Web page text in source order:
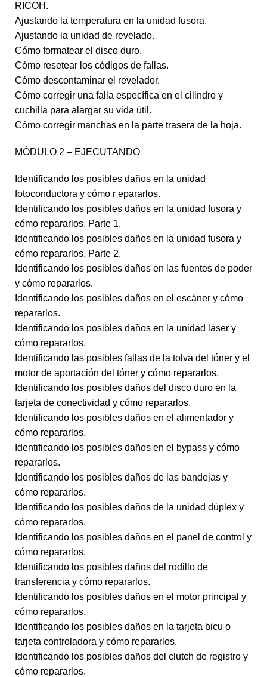
RICOH.
Ajustando la temperatura en la unidad fusora.
Ajustando la unidad de revelado.
Cómo formatear el disco duro.
Cómo resetear los códigos de fallas.
Cómo descontaminar el revelador.
Cómo corregir una falla específica en el cilindro y
cuchilla para alargar su vida útil.
Cómo corregir manchas en la parte trasera de la hoja.
MÓDULO 2 – EJECUTANDO
Identificando los posibles daños en la unidad
fotoconductora y cómo r epararlos.
Identificando los posibles daños en la unidad fusora y
cómo repararlos. Parte 1.
Identificando los posibles daños en la unidad fusora y
cómo repararlos. Parte 2.
Identificando los posibles daños en las fuentes de poder
y cómo repararlos.
Identificando los posibles daños en el escáner y cómo
repararlos.
Identificando los posibles daños en la unidad láser y
cómo repararlos.
Identificando las posibles fallas de la tolva del tóner y el
motor de aportación del tóner y cómo repararlos.
Identificando los posibles daños del disco duro en la
tarjeta de conectividad y cómo repararlos.
Identificando los posibles daños en el alimentador y
cómo repararlos.
Identificando los posibles daños en el bypass y cómo
repararlos.
Identificando los posibles daños de las bandejas y
cómo repararlos.
Identificando los posibles daños de la unidad dúplex y
cómo repararlos.
Identificando los posibles daños en el panel de control y
cómo repararlos.
Identificando los posibles daños del rodillo de
transferencia y cómo repararlos.
Identificando los posibles daños en el motor principal y
cómo repararlos.
Identificando los posibles daños en la tarjeta bicu o
tarjeta controladora y cómo repararlos.
Identificando los posibles daños del clutch de registro y
cómo repararlos.